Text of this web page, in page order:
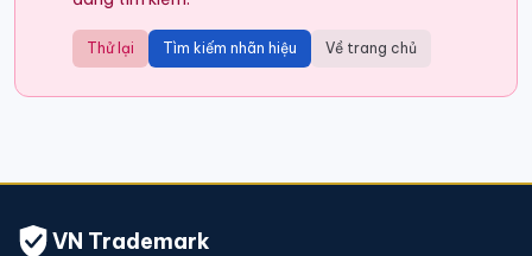
Thử lại Tìm kiếm nhãn hiệu Về trang chủ
VN Trademark